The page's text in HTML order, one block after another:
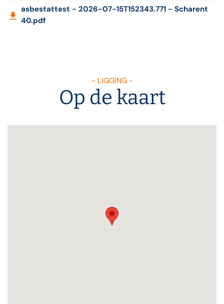
asbestattest - 2026-07-15T152343.771 - Scharent
40.pdf
- LIGGING -
Op de kaart